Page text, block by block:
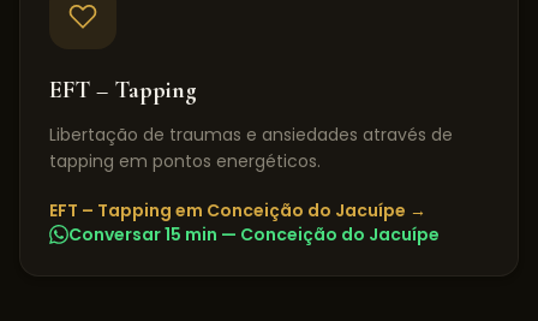
EFT – Tapping
Libertação de traumas e ansiedades através de
tapping em pontos energéticos.
EFT – Tapping em Conceição do Jacuípe →
Conversar 15 min — Conceição do Jacuípe